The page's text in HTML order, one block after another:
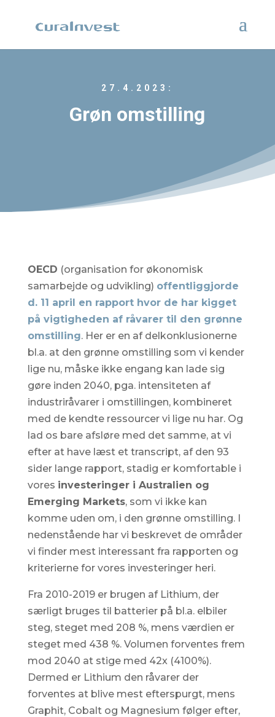
27.4.2023:
Grøn omstilling
OECD (organisation for økonomisk
samarbejde og udvikling) offentliggjorde
d. 11 april en rapport hvor de har kigget
på vigtigheden af råvarer til den grønne
omstilling. Her er en af delkonklusionerne
bl.a. at den grønne omstilling som vi kender
lige nu, måske ikke engang kan lade sig
gøre inden 2040, pga. intensiteten af
industriråvarer i omstillingen, kombineret
med de kendte ressourcer vi lige nu har. Og
lad os bare afsløre med det samme, at vi
efter at have læst et transcript, af den 93
sider lange rapport, stadig er komfortable i
vores investeringer i Australien og
Emerging Markets, som vi ikke kan
komme uden om, i den grønne omstilling. I
nedenstående har vi beskrevet de områder
vi finder mest interessant fra rapporten og
kriterierne for vores investeringer heri.
Fra 2010-2019 er brugen af Lithium, der
særligt bruges til batterier på bl.a. elbiler
steg, steget med 208 %, mens værdien er
steget med 438 %. Volumen forventes frem
mod 2040 at stige med 42x (4100%).
Dermed er Lithium den råvarer der
forventes at blive mest efterspurgt, mens
Graphit, Cobalt og Magnesium følger efter,